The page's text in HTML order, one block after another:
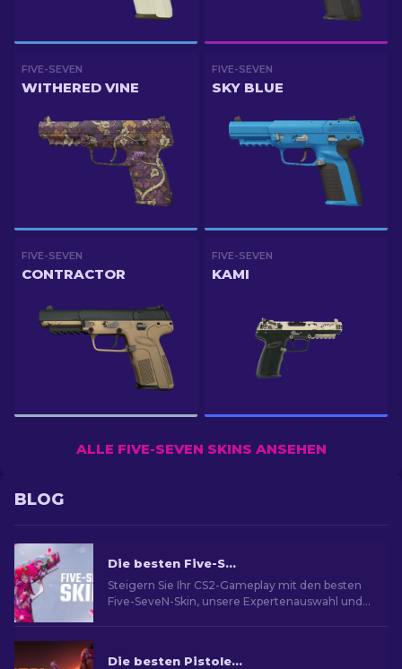
FIVE-SEVEN
WITHERED VINE
FIVE-SEVEN
SKY BLUE
FIVE-SEVEN
CONTRACTOR
FIVE-SEVEN
KAMI
ALLE FIVE-SEVEN SKINS ANSEHEN
BLOG
Die besten Five-SeveN Skins in CS2 [2026]
Steigern Sie Ihr CS2-Gameplay mit den besten
Five-SeveN-Skin, unsere Expertenauswahl und
Die besten Pistolen-Skins in CS2 [2026]